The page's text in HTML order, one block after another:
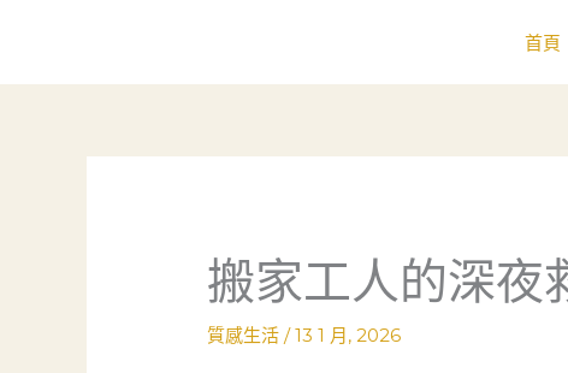
主
首頁
搬家工人的深夜
質感生活 /13 1 月, 2026